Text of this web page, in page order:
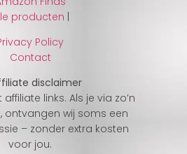
producten |
Policy
Contact
disclaimer
links. Als je via zo’n
ontvangen wij soms een
– zonder extra kosten
voor jou.